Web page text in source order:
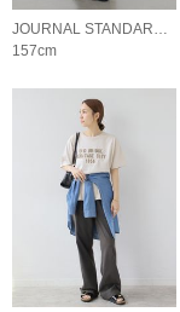
JOURNAL STANDARD relume LADYS
157cm